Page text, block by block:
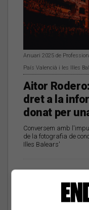
Anuari 2025 de
País Valencià i les Illes
Aitor
dret a la
donat per
Conversem amb
de la fotografia de
Illes Balears'